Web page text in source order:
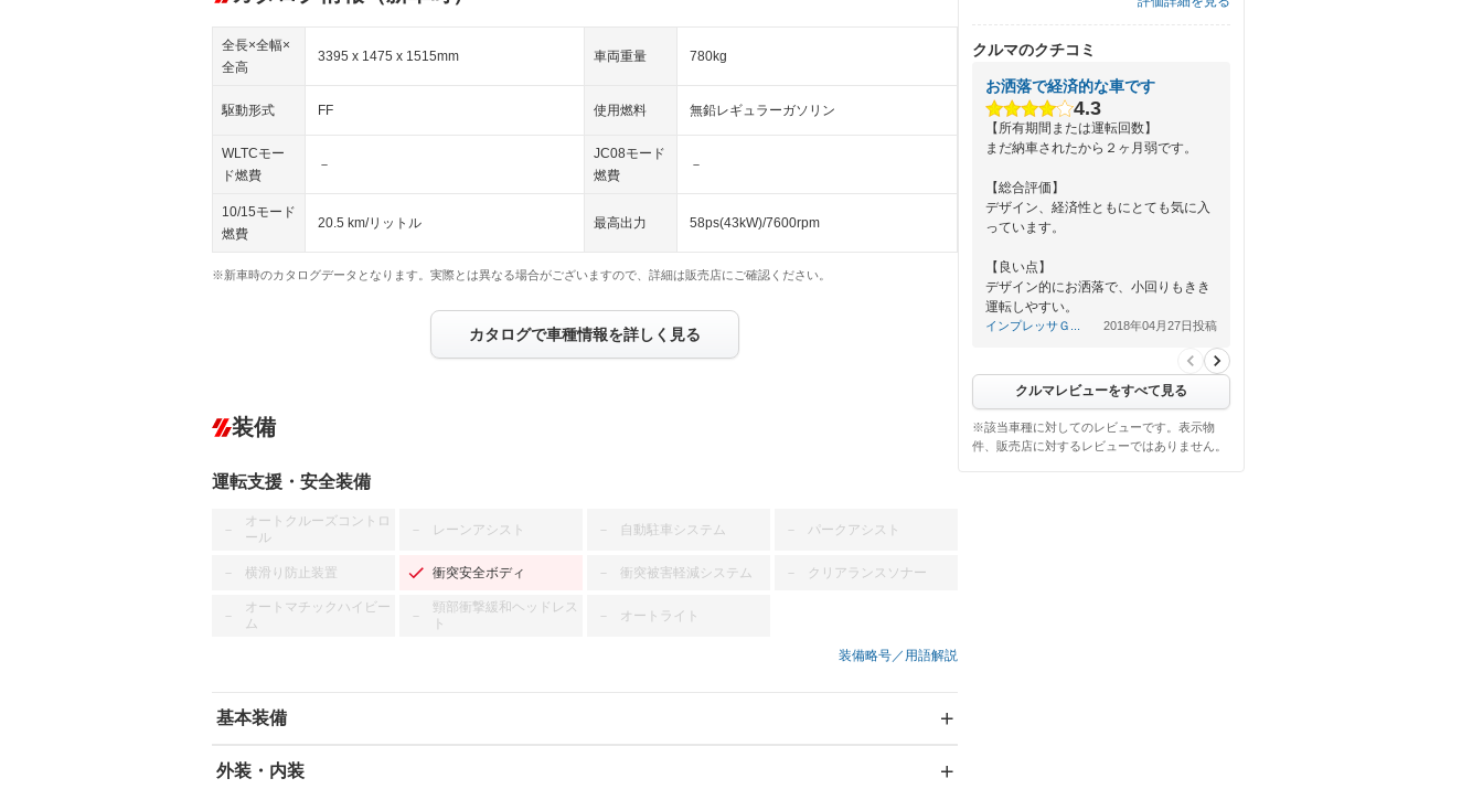
全長×全幅×
全高
3395 x 1475 x 1515mm 車両重量 780kg
駆動形式 FF 使用燃料 無鉛レギュラーガソリン
WLTCモー
ド燃費
－
JC08モード
燃費
－
10/15モード
燃費
20.5 km/リットル 最高出力 58ps(43kW)/7600rpm
※新車時のカタログデータとなります。実際とは異なる場合がございますので、詳細は販売店にご確認ください。
カタログで車種情報を詳しく見る
装備
運転支援・安全装備
－
オートクルーズコントロ
ール
－ レーンアシスト － 自動駐車システム － パークアシスト
－ 横滑り防止装置 衝突安全ボディ － 衝突被害軽減システム － クリアランスソナー
－
オートマチックハイビー
ム
－
頸部衝撃緩和ヘッドレス
ト
－ オートライト
装備略号／用語解説
基本装備
エアバッグ：運転席/助手席
外装・内装
クルマのクチコミ
お洒落で経済的な車です
4.3
【所有期間または運転回数】
まだ納車されたから２ヶ月弱です。
【総合評価】
デザイン、経済性ともにとても気に入
っています。
【良い点】
デザイン的にお洒落で、小回りもきき
運転しやすい。
インプレッサＧ... 2018年04月27日投稿
クルマレビューをすべて見る
※該当車種に対してのレビューです。表示物
件、販売店に対するレビューではありません。